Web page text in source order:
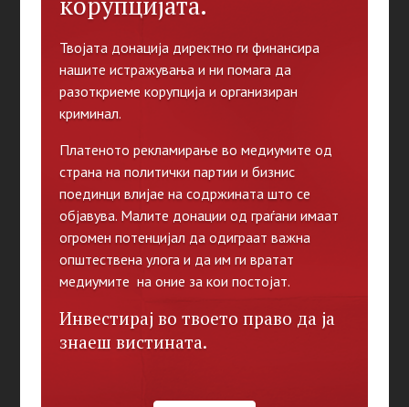
Твојата донација директно ги финансира
нашите истражувања и ни помага да
разоткриеме корупција и организиран
криминал.
Платеното рекламирање во медиумите од
страна на политички партии и бизнис
поединци влијае на содржината што се
објавува. Малите донации од граѓани имаат
огромен потенцијал да одиграат важна
општествена улога и да им ги вратат
медиумите на оние за кои постојат.
Инвестирај во твоето право да ја
знаеш вистината.